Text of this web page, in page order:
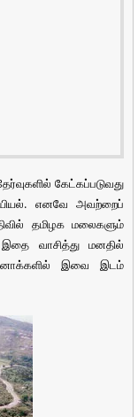
கேட்கப்படுவது
எனவே அவற்றைப்
தமிழக மலைகளும்
வாசித்து மனதில்
இவை இடம்